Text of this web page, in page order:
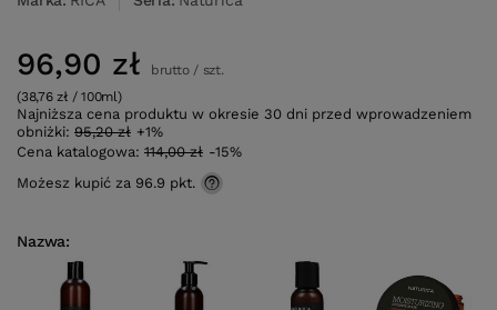
Nazwa
96,90 zł brutto/ szt.
(38,76 zł / 100ml)
Najniższa cena produktu w okresie 30 dni przed wprowadzeniem
obniżki: 95,20 zł +1%
Cena katalogowa: 114,00 zł -15%
Możesz kupić za 96.9 pkt.